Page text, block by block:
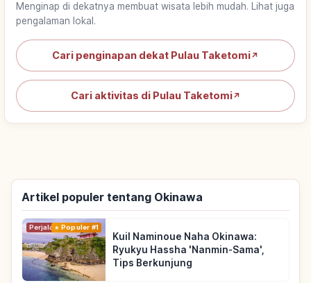
Menginap di dekatnya membuat wisata lebih mudah. Lihat juga
pengalaman lokal.
Cari penginapan dekat Pulau Taketomi↗
Cari aktivitas di Pulau Taketomi↗
Artikel populer tentang Okinawa
PerjalananPopuler #1
Kuil Naminoue Naha Okinawa:
Ryukyu Hassha 'Nanmin-Sama',
Tips Berkunjung